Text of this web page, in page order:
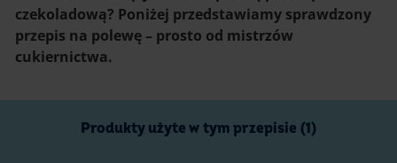
czekoladową? Poniżej przedstawiamy sprawdzony
przepis na polewę – prosto od mistrzów
cukiernictwa.
Produkty użyte w tym przepisie (1)